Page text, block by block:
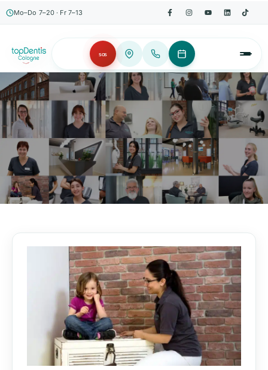
Mo–Do 7–20 · Fr 7–13
SOS
Unser Blog